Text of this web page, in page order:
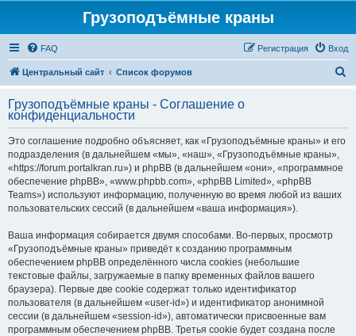
Грузоподъёмные краны
FAQ Вход
Регистрация
Центральный сайт Список форумов
с
Грузоподъёмные краны - Соглашение о
конфиденциальности
Это соглашение подробно объясняет, как «Грузоподъёмные краны» и его
подразделения (в дальнейшем «мы», «наш», «Грузоподъёмные краны»,
«https://forum.portalkran.ru») и phpBB (в дальнейшем «они», «программное
обеспечение phpBB», «www.phpbb.com», «phpBB Limited», «phpBB
Teams») используют информацию, полученную во время любой из ваших
пользовательских сессий (в дальнейшем «ваша информация»).
Ваша информация собирается двумя способами. Во-первых, просмотр
«Грузоподъёмные краны» приведёт к созданию программным
обеспечением phpBB определённого числа cookies (небольшие
текстовые файлы, загружаемые в папку временных файлов вашего
браузера). Первые две cookie содержат только идентификатор
пользователя (в дальнейшем «user-id») и идентификатор анонимной
сессии (в дальнейшем «session-id»), автоматически присвоенные вам
программным обеспечением phpBB. Третья cookie будет создана после